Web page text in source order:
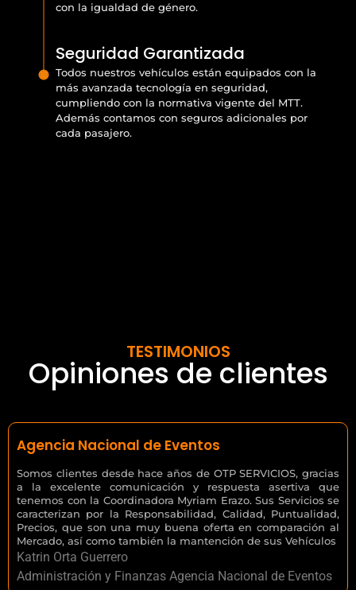
con la igualdad de género.
Seguridad Garantizada
Todos nuestros vehículos están equipados con la
más avanzada tecnología en seguridad,
cumpliendo con la normativa vigente del MTT.
Además contamos con seguros adicionales por
cada pasajero.
TESTIMONIOS
Opiniones de clientes
Agencia Nacional de Eventos
Somos clientes desde hace años de OTP SERVICIOS, gracias
a la excelente comunicación y respuesta asertiva que
tenemos con la Coordinadora Myriam Erazo. Sus Servicios se
caracterizan por la Responsabilidad, Calidad, Puntualidad,
Precios, que son una muy buena oferta en comparación al
Mercado, así como también la mantención de sus Vehículos
Katrin Orta Guerrero
Administración y Finanzas Agencia Nacional de Eventos